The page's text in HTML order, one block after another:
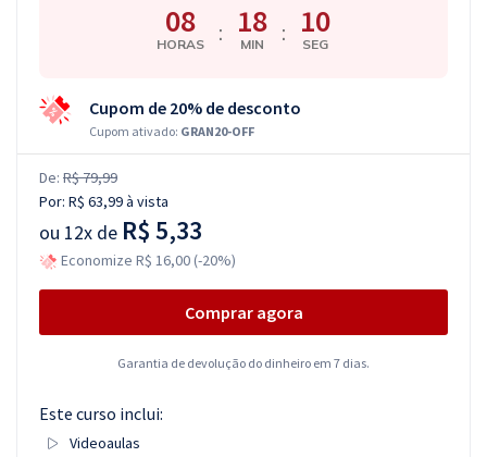
08
HORAS : 18
MIN : 09
SEG
Cupom de 20% de desconto
Cupom ativado: GRAN20-OFF
De: R$ 79,99
Por: R$ 63,99à vista
ou 12x de R$ 5,33
Economize R$ 16,00 (-20%)
Comprar agora
Garantia de devolução do dinheiro em 7 dias.
Este curso inclui:
Videoaulas